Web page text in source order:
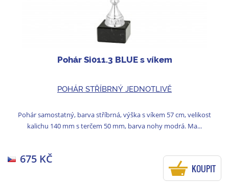
Pohár Si011.3 BLUE s víkem
POHÁR STŘÍBRNÝ JEDNOTLIVĚ
Pohár samostatný, barva stříbrná, výška s víkem 57 cm, velikost
kalichu 140 mm s terčem 50 mm, barva nohy modrá. Ma...
675 KČ
KOUPIT